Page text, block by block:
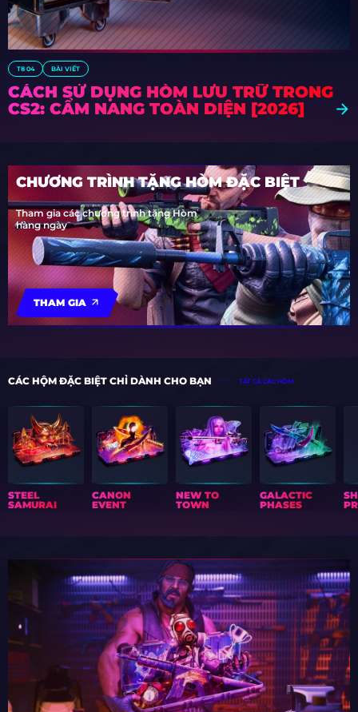
T8 04 BÀI VIẾT
CÁCH SỬ DỤNG HÒM LƯU TRỮ TRONG
CS2: CẨM NANG TOÀN DIỆN [2026]
CHƯƠNG TRÌNH TẶNG HÒM ĐẶC BIỆT
Tham gia các chương trình tặng Hòm
hàng ngày
THAM GIA
CÁC HỘM ĐẶC BIỆT CHỈ DÀNH CHO BẠN TẤT CẢ CÁC HỘM
STEEL
SAMURAI
CANON
EVENT
NEW TO
TOWN
GALACTIC
PHASES